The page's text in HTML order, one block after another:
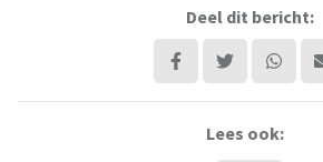
Deel dit bericht:
Lees ook: